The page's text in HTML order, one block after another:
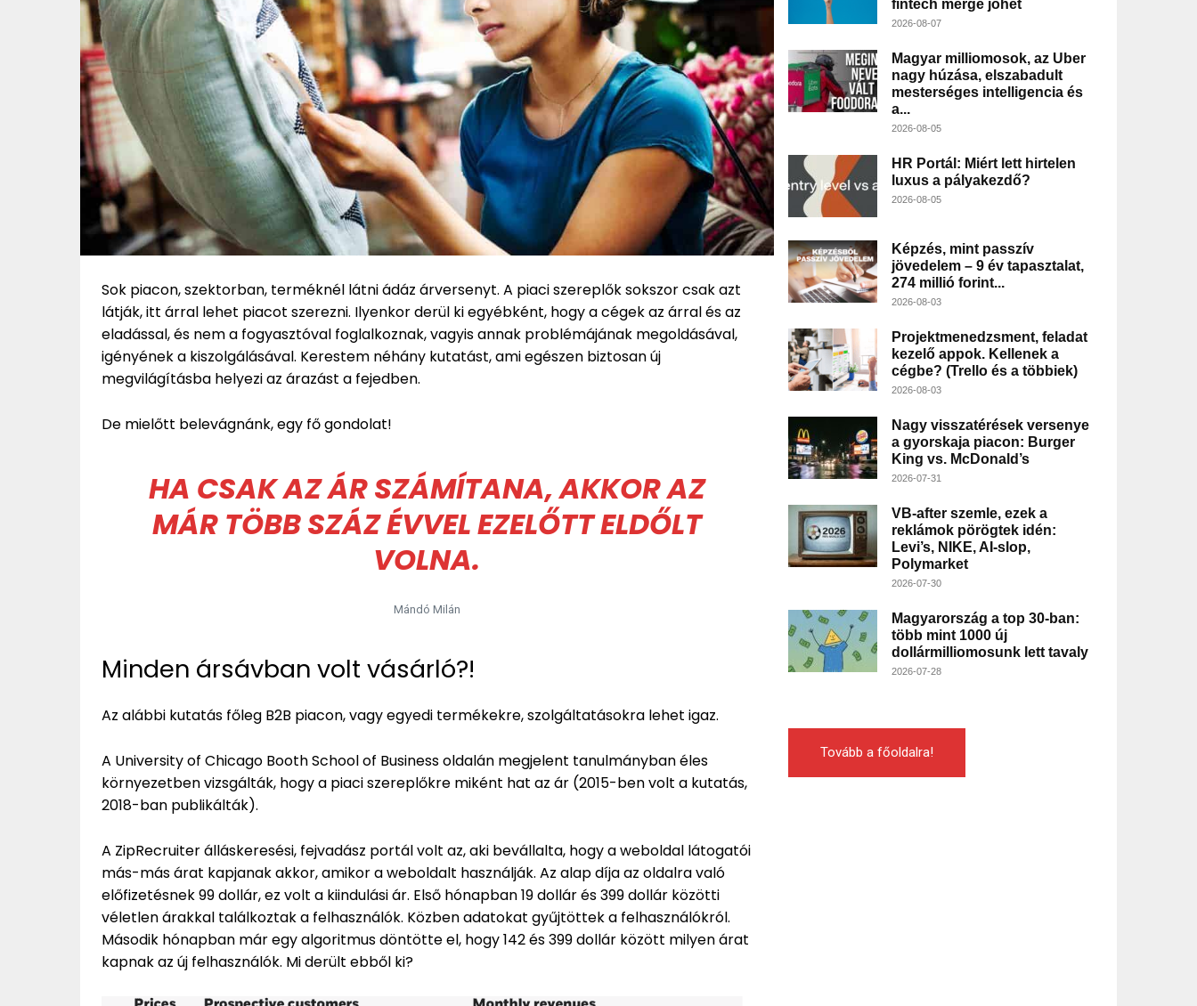
Sok piacon, szektorban, terméknél látni ádáz árversenyt. A piaci szereplők sokszor csak azt
látják, itt árral lehet piacot szerezni. Ilyenkor derül ki egyébként, hogy a cégek az árral és az
eladással, és nem a fogyasztóval foglalkoznak, vagyis annak problémájának megoldásával,
igényének a kiszolgálásával. Kerestem néhány kutatást, ami egészen biztosan új
megvilágításba helyezi az árazást a fejedben.
De mielőtt belevágnánk, egy fő gondolat!
HA CSAK AZ ÁR SZÁMÍTANA, AKKOR AZ
MÁR TÖBB SZÁZ ÉVVEL EZELŐTT ELDŐLT
VOLNA.
Mándó Milán
Minden ársávban volt vásárló?!
Az alábbi kutatás főleg B2B piacon, vagy egyedi termékekre, szolgáltatásokra lehet igaz.
A University of Chicago Booth School of Business oldalán megjelent tanulmányban éles
környezetben vizsgálták, hogy a piaci szereplőkre miként hat az ár (2015-ben volt a kutatás,
2018-ban publikálták).
A ZipRecruiter álláskeresési, fejvadász portál volt az, aki bevállalta, hogy a weboldal látogatói
más-más árat kapjanak akkor, amikor a weboldalt használják. Az alap díja az oldalra való
előfizetésnek 99 dollár, ez volt a kiindulási ár. Első hónapban 19 dollár és 399 dollár közötti
véletlen árakkal találkoztak a felhasználók. Közben adatokat gyűjtöttek a felhasználókról.
Második hónapban már egy algoritmus döntötte el, hogy 142 és 399 dollár között milyen árat
kapnak az új felhasználók. Mi derült ebből ki?
fintech merge jöhet
2026-08-07
Magyar milliomosok, az Uber
nagy húzása, elszabadult
mesterséges intelligencia és
a...
2026-08-05
HR Portál: Miért lett hirtelen
luxus a pályakezdő?
2026-08-05
Képzés, mint passzív
jövedelem – 9 év tapasztalat,
274 millió forint...
2026-08-03
Projektmenedzsment, feladat
kezelő appok. Kellenek a
cégbe? (Trello és a többiek)
2026-08-03
Nagy visszatérések versenye
a gyorskaja piacon: Burger
King vs. McDonald’s
2026-07-31
VB-after szemle, ezek a
reklámok pörögtek idén:
Levi’s, NIKE, AI-slop,
Polymarket
2026-07-30
Magyarország a top 30-ban:
több mint 1000 új
dollármilliomosunk lett tavaly
2026-07-28
Tovább a főoldalra!